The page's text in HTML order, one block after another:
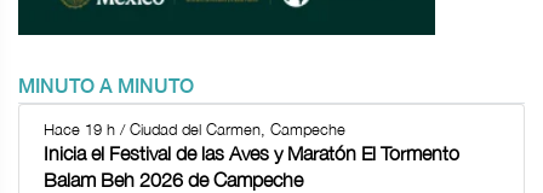
MINUTO A MINUTO
Hace 19 h / Ciudad del Carmen, Campeche
Inicia el Festival de las Aves y Maratón El Tormento
Balam Beh 2026 de Campeche